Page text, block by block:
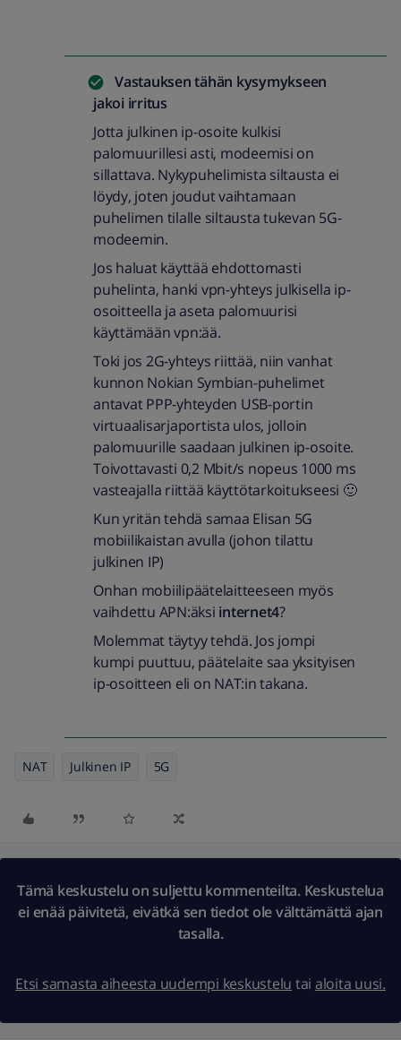
Vastauksen tähän kysymykseen
jakoi irritus
Jotta julkinen ip-osoite kulkisi
palomuurillesi asti, modeemisi on
sillattava. Nykypuhelimista siltausta ei
löydy, joten joudut vaihtamaan
puhelimen tilalle siltausta tukevan 5G-
modeemin.
Jos haluat käyttää ehdottomasti
puhelinta, hanki vpn-yhteys julkisella ip-
osoitteella ja aseta palomuurisi
käyttämään vpn:ää.
Toki jos 2G-yhteys riittää, niin vanhat
kunnon Nokian Symbian-puhelimet
antavat PPP-yhteyden USB-portin
virtuaalisarjaportista ulos, jolloin
palomuurille saadaan julkinen ip-osoite.
Toivottavasti 0,2 Mbit/s nopeus 1000 ms
vasteajalla riittää käyttötarkoitukseesi 🙂
Kun yritän tehdä samaa Elisan 5G
mobiilikaistan avulla (johon tilattu
julkinen IP)
Onhan mobiilipäätelaitteeseen myös
vaihdettu APN:äksi internet4?
Molemmat täytyy tehdä. Jos jompi
kumpi puuttuu, päätelaite saa yksityisen
ip-osoitteen eli on NAT:in takana.
NAT Julkinen IP 5G
Tämä keskustelu on suljettu kommenteilta. Keskustelua
ei enää päivitetä, eivätkä sen tiedot ole välttämättä ajan
tasalla.
Etsi samasta aiheesta uudempi keskustelu tai aloita uusi.